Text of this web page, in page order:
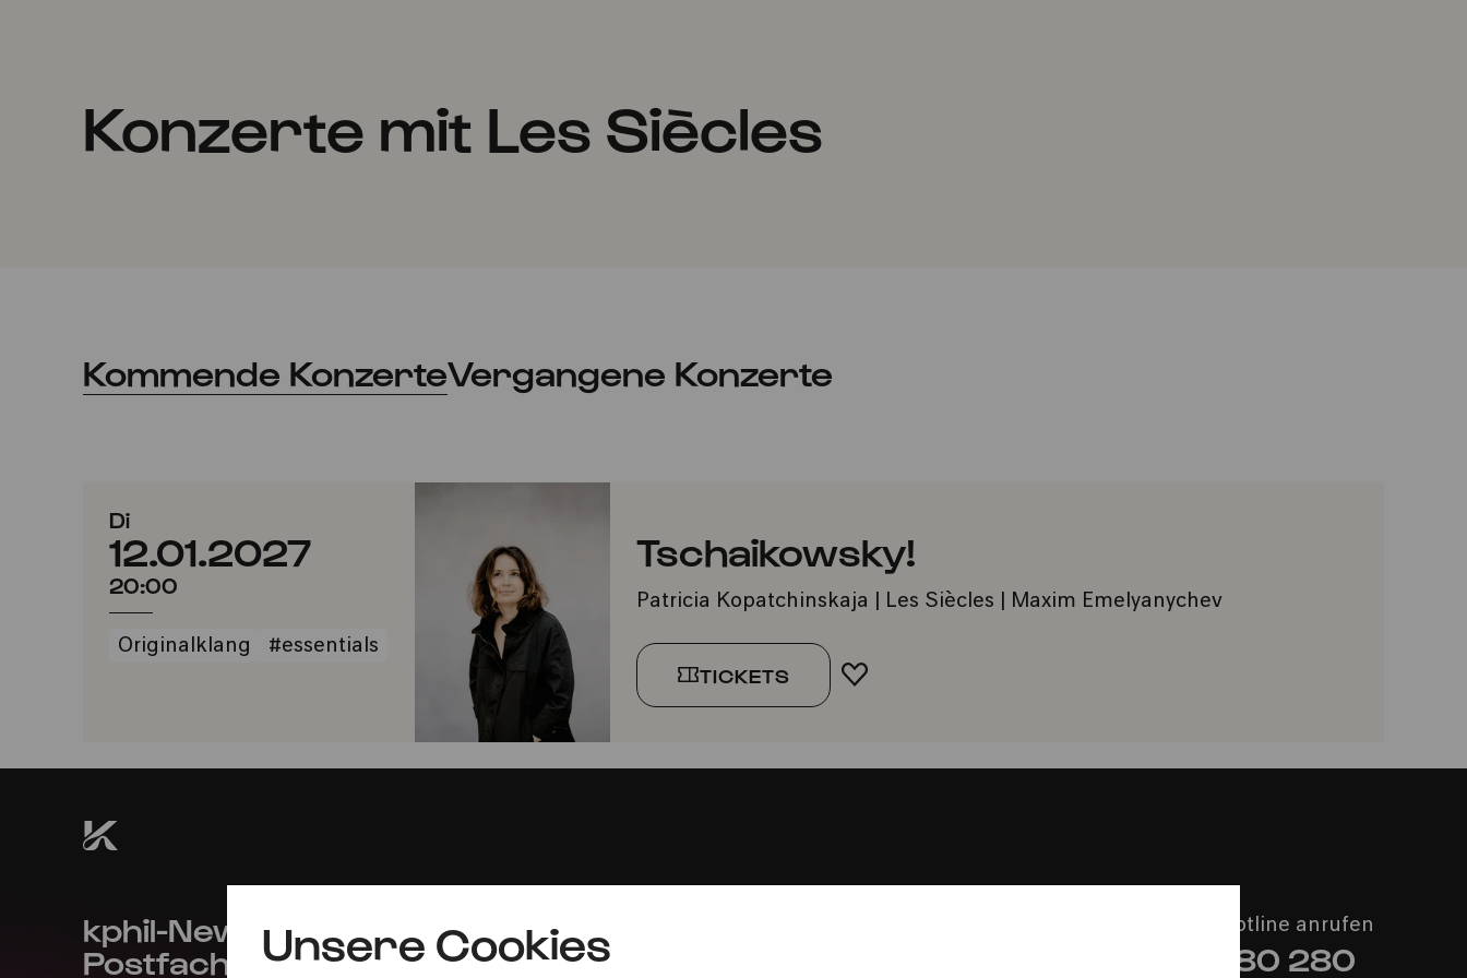
Unsere Cookies
Konzerte mit Les Siècles
Kommende KonzerteVergangene Konzerte
Di
12.01.2027
20:00
Originalklang #essentials
Tschaikowsky!
Patricia Kopatchinskaja | Les Siècles | Maxim Emelyanychev
TICKETS FAVORIT HINZUFÜGEN
kphil-News direkt in dein
Postfach
Philharmonie-Hotline anrufen
+49 221 280 280